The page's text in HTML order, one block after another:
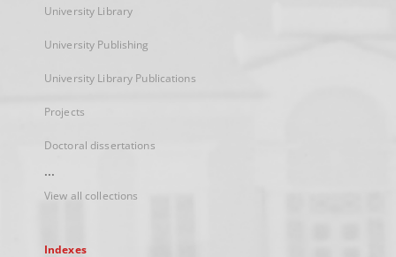
University Library
University Publishing
University Library Publications
Projects
Doctoral dissertations
...
View all collections
Indexes